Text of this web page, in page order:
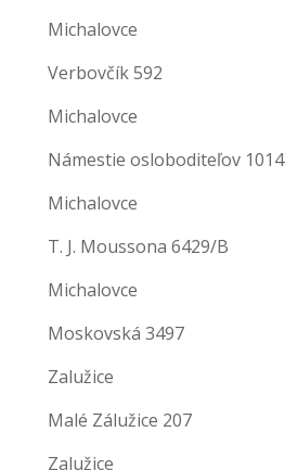
Michalovce
Verbovčík 592
Michalovce
Námestie osloboditeľov 1014
Michalovce
T. J. Moussona 6429/B
Michalovce
Moskovská 3497
Zalužice
Malé Zálužice 207
Zalužice